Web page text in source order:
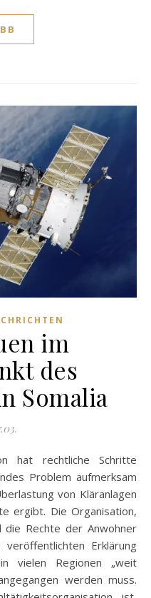
im
des
Somalia
Problem aufmerksam
von Kläranlagen
ergibt. Die Organisation,
Rechte der Anwohner
Erklärung
vielen Regionen „weit
werden muss.